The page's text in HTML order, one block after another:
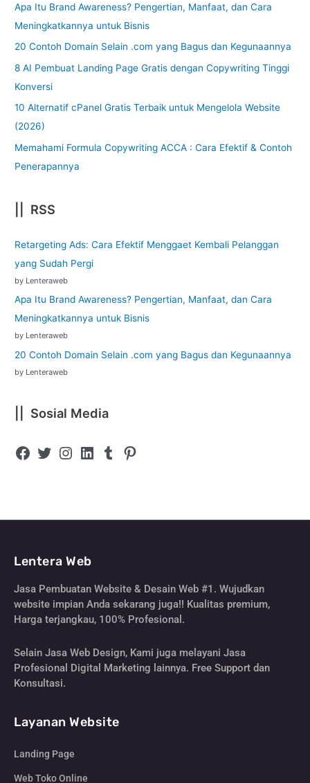
Apa Itu Brand Awareness? Pengertian, Manfaat, dan Cara
Meningkatkannya untuk Bisnis
20 Contoh Domain Selain .com yang Bagus dan Kegunaannya
8 AI Pembuat Landing Page Gratis dengan Copywriting Tinggi
Konversi
10 Alternatif cPanel Gratis Terbaik untuk Mengelola Website
(2026)
Memahami Formula Copywriting ACCA : Cara Efektif & Contoh
Penerapannya
|| RSS
Retargeting Ads: Cara Efektif Menggaet Kembali Pelanggan
yang Sudah Pergi
by Lenteraweb
Apa Itu Brand Awareness? Pengertian, Manfaat, dan Cara
Meningkatkannya untuk Bisnis
by Lenteraweb
20 Contoh Domain Selain .com yang Bagus dan Kegunaannya
by Lenteraweb
|| Sosial Media
Lentera Web
Jasa Pembuatan Website & Desain Web #1. Wujudkan
website impian Anda sekarang juga!! Kualitas premium,
Harga terjangkau, 100% Profesional.
Selain Jasa Web Design, Kami juga melayani Jasa
Profesional Digital Marketing lainnya. Free Support dan
Konsultasi.
Layanan Website
Landing Page
Web Toko Online